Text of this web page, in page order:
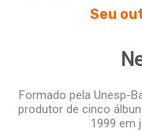
Seu
Formado pela Unesp-
produtor de cinco
1999 em